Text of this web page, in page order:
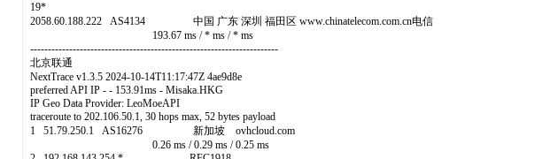
19*
2058.60.188.222 AS4134 中国 广东 深圳 福田区 www.chinatelecom.com.cn电信
193.67 ms / * ms / * ms
----------------------------------------------------------------------
北京联通
NextTrace v1.3.5 2024-10-14T11:17:47Z 4ae9d8e
preferred API IP - - 153.91ms - Misaka.HKG
IP Geo Data Provider: LeoMoeAPI
traceroute to 202.106.50.1, 30 hops max, 52 bytes payload
1 51.79.250.1 AS16276 新加坡 ovhcloud.com
0.26 ms / 0.29 ms / 0.25 ms